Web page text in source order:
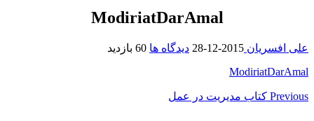
ModiriatDarAmal
علی افسریان 2015-12-28 دیدگاه ها 60 بازدید
ModiriatDarAmal
Previous کتاب مدیریت در عمل